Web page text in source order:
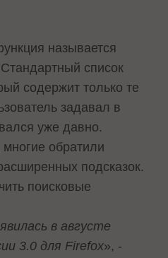
называется
список
содержит только те
задавал в
уже давно.
обратили
подсказок.
поисковые
в августе
3.0 для Firefox», -